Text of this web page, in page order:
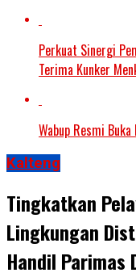
Perkuat Sinergi
Terima Kunker
Wabup Resmi Buka
Kalteng
Tingkatkan
Lingkungan
Handil Parimas